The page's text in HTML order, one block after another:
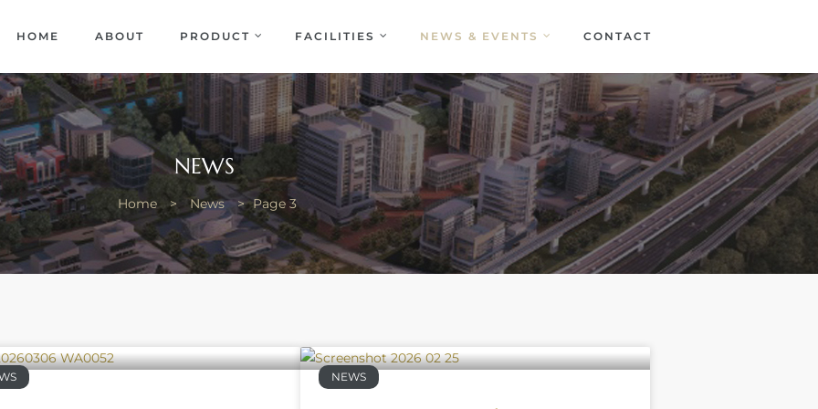
HOME ABOUT PRODUCT FACILITIES NEWS & EVENTS CONTACT
NEWS
Home > News > Page 3
NEWS